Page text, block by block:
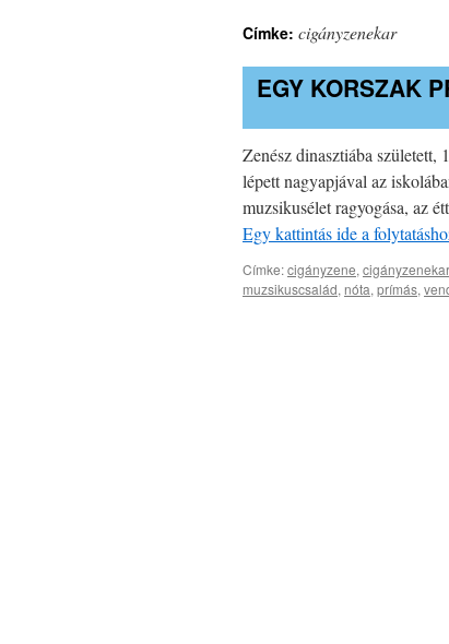
Címke: cigányzenekar
EGY KORSZAK
Zenész dinasztiába született,
lépett nagyapjával az
muzsikusélet ragyogása, az
Egy kattintás ide a
Címke:cigányzene, cigányzenekar
muzsikuscsalád, nóta, prímás,